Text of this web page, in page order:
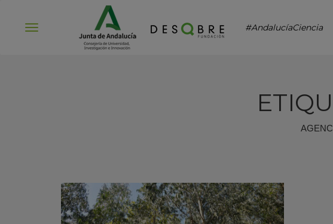
#AndalucíaCiencia